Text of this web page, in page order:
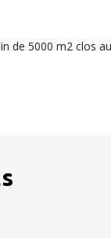
de 5000 m2 clos